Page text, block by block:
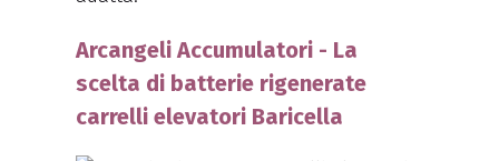
Arcangeli Accumulatori - La
scelta di batterie rigenerate
carrelli elevatori Baricella